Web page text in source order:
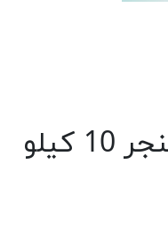
سنسور يخچالی سينجر 10 كيلو